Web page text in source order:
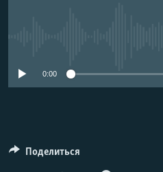
СОЦИАЛЬНЫЕ СЕТИ
0:00
Поделиться